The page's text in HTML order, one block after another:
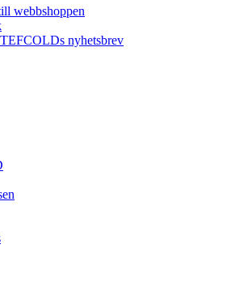
webbshoppen
nyhetsbrev